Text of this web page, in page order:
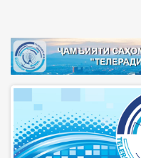
основному
содержанию